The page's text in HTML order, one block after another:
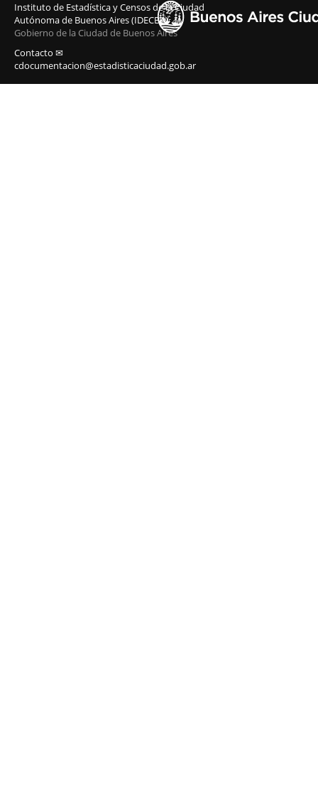
Instituto de Estadística y Censos de la Ciudad
Autónoma de Buenos Aires (IDECBA)
Gobierno de la Ciudad de Buenos Aires
Contacto ✉
cdocumentacion@estadisticaciudad.gob.ar